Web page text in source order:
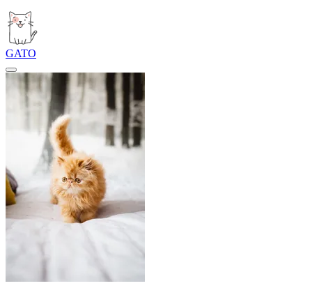
GATO